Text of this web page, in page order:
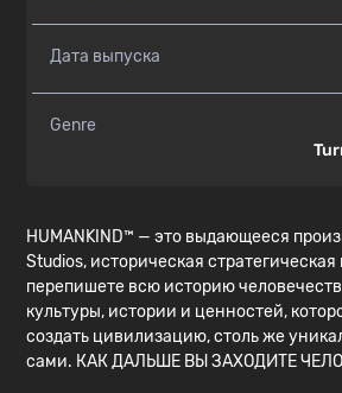
Дата выпуска
Genre
HUMANKIND™ — это выдающееся
Studios, историческая стратегическая
перепишете всю историю
культуры, истории и ценностей,
создать цивилизацию, столь же
сами. КАК ДАЛЬШЕ ВЫ ЗАХОДИТЕ